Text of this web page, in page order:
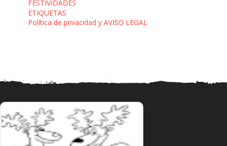
FESTIVIDADES
ETIQUETAS
Política de privacidad y AVISO LEGAL